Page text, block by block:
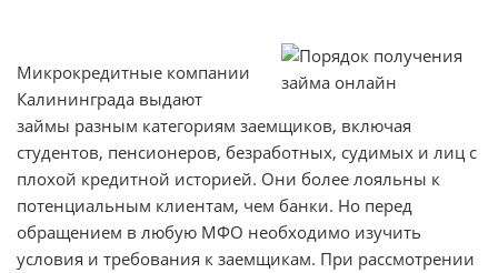
Микрокредитные компании
Калининграда выдают
займы разным категориям заемщиков, включая
студентов, пенсионеров, безработных, судимых и лиц с
плохой кредитной историей. Они более лояльны к
потенциальным клиентам, чем банки. Но перед
обращением в любую МФО необходимо изучить
условия и требования к заемщикам. При рассмотрении